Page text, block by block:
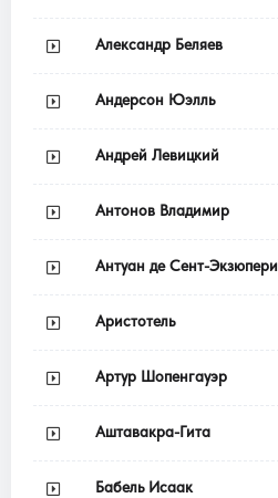
Александр Беляев
Андерсон Юэлль
Андрей Левицкий
Антонов Владимир
Антуан де Сент-Экзюпери
Аристотель
Артур Шопенгауэр
Аштавакра-Гита
Бабель Исаак